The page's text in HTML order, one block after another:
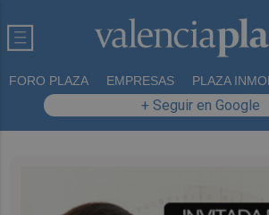
FORO PLAZA EMPRESAS PLAZA
+ Seguir en Google